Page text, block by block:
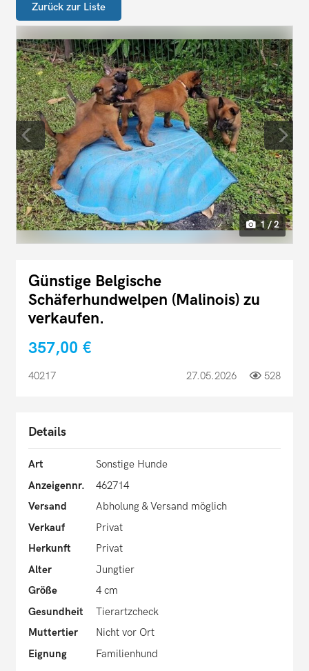
Zurück zur Liste
1 / 2
Günstige Belgische
Schäferhundwelpen (Malinois) zu
verkaufen.
357,00 €
40217 27.05.2026 528
Details
Art
Sonstige Hunde
Anzeigennr.
462714
Versand
Abholung & Versand möglich
Verkauf
Privat
Herkunft
Privat
Alter
Jungtier
Größe
4 cm
Gesundheit
Tierartzcheck
Muttertier
Nicht vor Ort
Eignung
Familienhund